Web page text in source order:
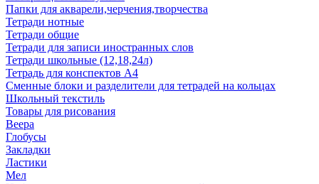
Папки для акварели,черчения,творчества
Тетради нотные
Тетради общие
Тетради для записи иностранных слов
Тетради школьные (12,18,24л)
Тетрадь для конспектов А4
Сменные блоки и разделители для тетрадей на кольцах
Школьный текстиль
Товары для рисования
Веера
Глобусы
Закладки
Ластики
Мел